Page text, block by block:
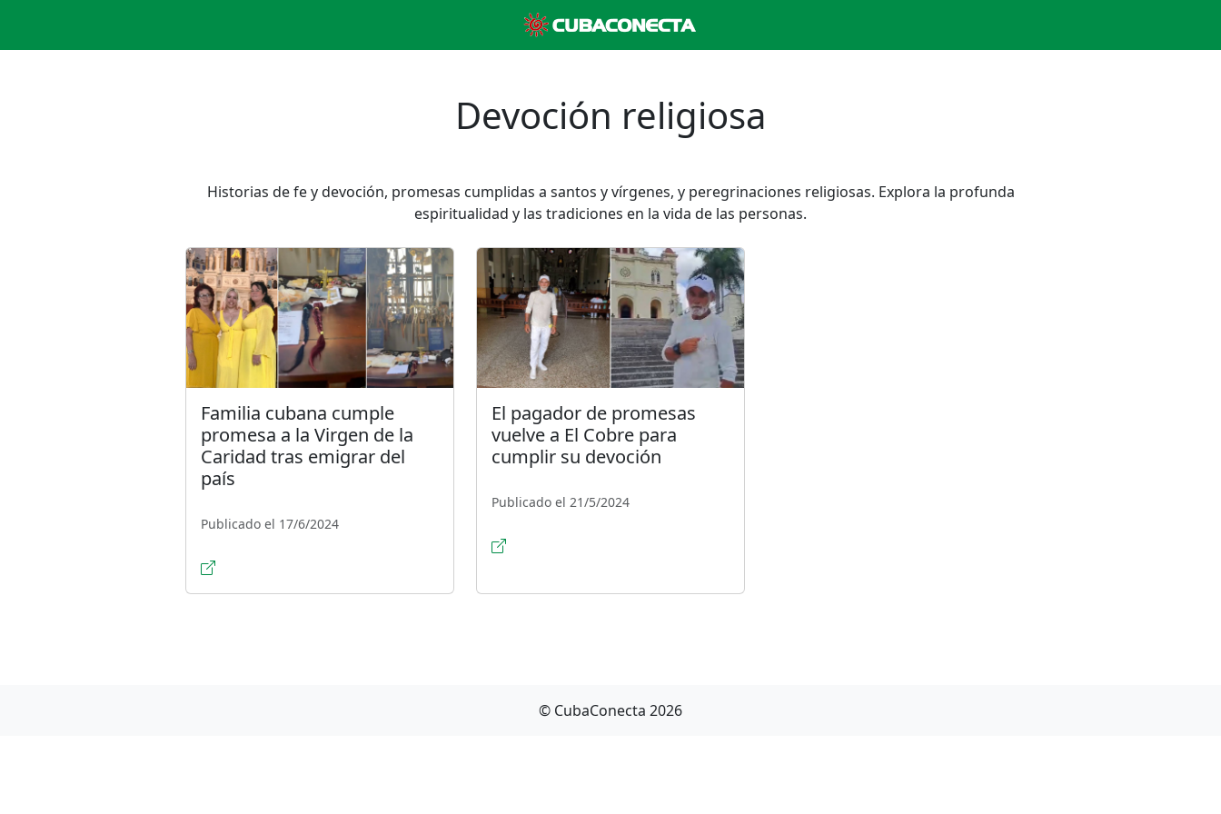
Devoción religiosa
Historias de fe y devoción, promesas cumplidas a santos y vírgenes, y peregrinaciones religiosas. Explora la profunda
espiritualidad y las tradiciones en la vida de las personas.
Familia cubana cumple
promesa a la Virgen de la
Caridad tras emigrar del
país
Publicado el 17/6/2024
El pagador de promesas
vuelve a El Cobre para
cumplir su devoción
Publicado el 21/5/2024
© CubaConecta 2026